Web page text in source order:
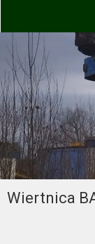
Wiertnica